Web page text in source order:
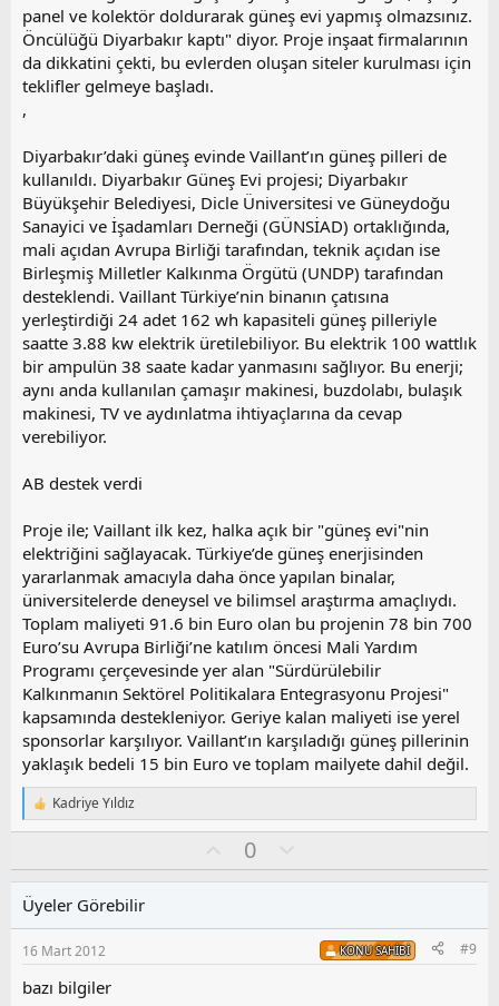
panel ve kolektör doldurarak güneş evi yapmış olmazsınız.
Öncülüğü Diyarbakır kaptı" diyor. Proje inşaat firmalarının
da dikkatini çekti, bu evlerden oluşan siteler kurulması için
teklifler gelmeye başladı.
,
Diyarbakır’daki güneş evinde Vaillant’ın güneş pilleri de
kullanıldı. Diyarbakır Güneş Evi projesi; Diyarbakır
Büyükşehir Belediyesi, Dicle Üniversitesi ve Güneydoğu
Sanayici ve İşadamları Derneği (GÜNSİAD) ortaklığında,
mali açıdan Avrupa Birliği tarafından, teknik açıdan ise
Birleşmiş Milletler Kalkınma Örgütü (UNDP) tarafından
desteklendi. Vaillant Türkiye’nin binanın çatısına
yerleştirdiği 24 adet 162 wh kapasiteli güneş pilleriyle
saatte 3.88 kw elektrik üretilebiliyor. Bu elektrik 100 wattlık
bir ampulün 38 saate kadar yanmasını sağlıyor. Bu enerji;
aynı anda kullanılan çamaşır makinesi, buzdolabı, bulaşık
makinesi, TV ve aydınlatma ihtiyaçlarına da cevap
verebiliyor.
AB destek verdi
Proje ile; Vaillant ilk kez, halka açık bir "güneş evi"nin
elektriğini sağlayacak. Türkiye’de güneş enerjisinden
yararlanmak amacıyla daha önce yapılan binalar,
üniversitelerde deneysel ve bilimsel araştırma amaçlıydı.
Toplam maliyeti 91.6 bin Euro olan bu projenin 78 bin 700
Euro’su Avrupa Birliği’ne katılım öncesi Mali Yardım
Programı çerçevesinde yer alan "Sürdürülebilir
Kalkınmanın Sektörel Politikalara Entegrasyonu Projesi"
kapsamında destekleniyor. Geriye kalan maliyeti ise yerel
sponsorlar karşılıyor. Vaillant’ın karşıladığı güneş pillerinin
yaklaşık bedeli 15 bin Euro ve toplam mailyete dahil değil.
T
e
i
l
e
r
:
Kadriye Yıldız
y
0
l
s
u
Üyeler Görebilir
16 Mart 2012 KONU SAHIBI #9
bazı bilgiler